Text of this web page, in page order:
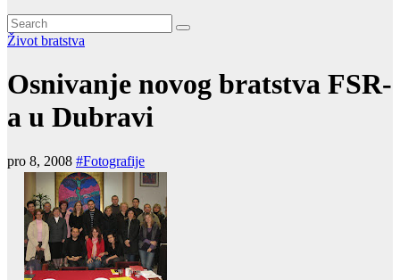
Život bratstva
Osnivanje novog bratstva FSR-
a u Dubravi
pro 8, 2008 #Fotografije